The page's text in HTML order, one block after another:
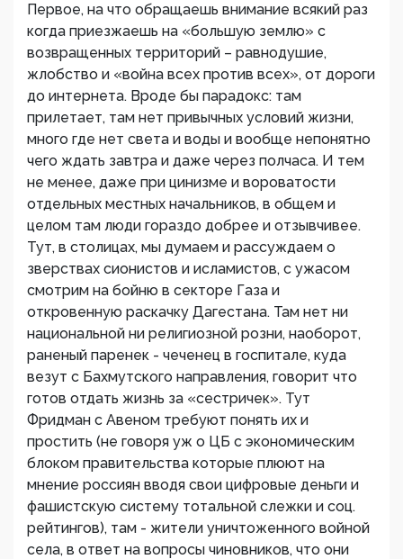
Первое, на что обращаешь внимание всякий раз
когда приезжаешь на «большую землю» с
возвращенных территорий – равнодушие,
жлобство и «война всех против всех», от дороги
до интернета. Вроде бы парадокс: там
прилетает, там нет привычных условий жизни,
много где нет света и воды и вообще непонятно
чего ждать завтра и даже через полчаса. И тем
не менее, даже при цинизме и вороватости
отдельных местных начальников, в общем и
целом там люди гораздо добрее и отзывчивее.
Тут, в столицах, мы думаем и рассуждаем о
зверствах сионистов и исламистов, с ужасом
смотрим на бойню в секторе Газа и
откровенную раскачку Дагестана. Там нет ни
национальной ни религиозной розни, наоборот,
раненый паренек - чеченец в госпитале, куда
везут с Бахмутского направления, говорит что
готов отдать жизнь за «сестричек». Тут
Фридман с Авеном требуют понять их и
простить (не говоря уж о ЦБ с экономическим
блоком правительства которые плюют на
мнение россиян вводя свои цифровые деньги и
фашистскую систему тотальной слежки и соц.
рейтингов), там - жители уничтоженного войной
села, в ответ на вопросы чиновников, что они